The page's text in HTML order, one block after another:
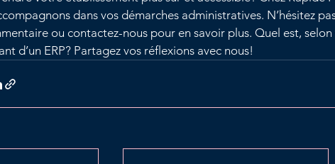
dans vos démarches administratives. N’hésitez
ou contactez-nous pour en savoir plus. Quel est, selon
d’un ERP? Partagez vos réflexions avec nous!